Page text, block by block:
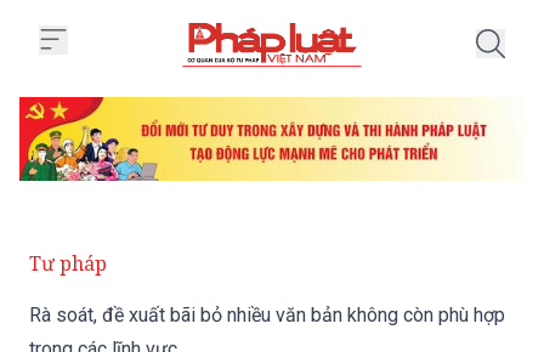
Tư pháp
Rà soát, đề xuất bãi bỏ nhiều văn bản không còn phù hợp